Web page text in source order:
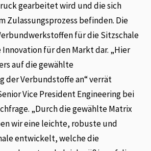
gearbeitet wird und die sich
Zulassungsprozess befinden. Die
für die Sitzschale
für den Markt dar. „Hier
auf die gewählte
der Verbundstoffe an“ verrät
Vice President Engineering bei
„Durch die gewählte Matrix
wir eine leichte, robuste und
entwickelt, welche die